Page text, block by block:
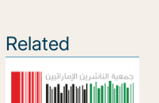
Related